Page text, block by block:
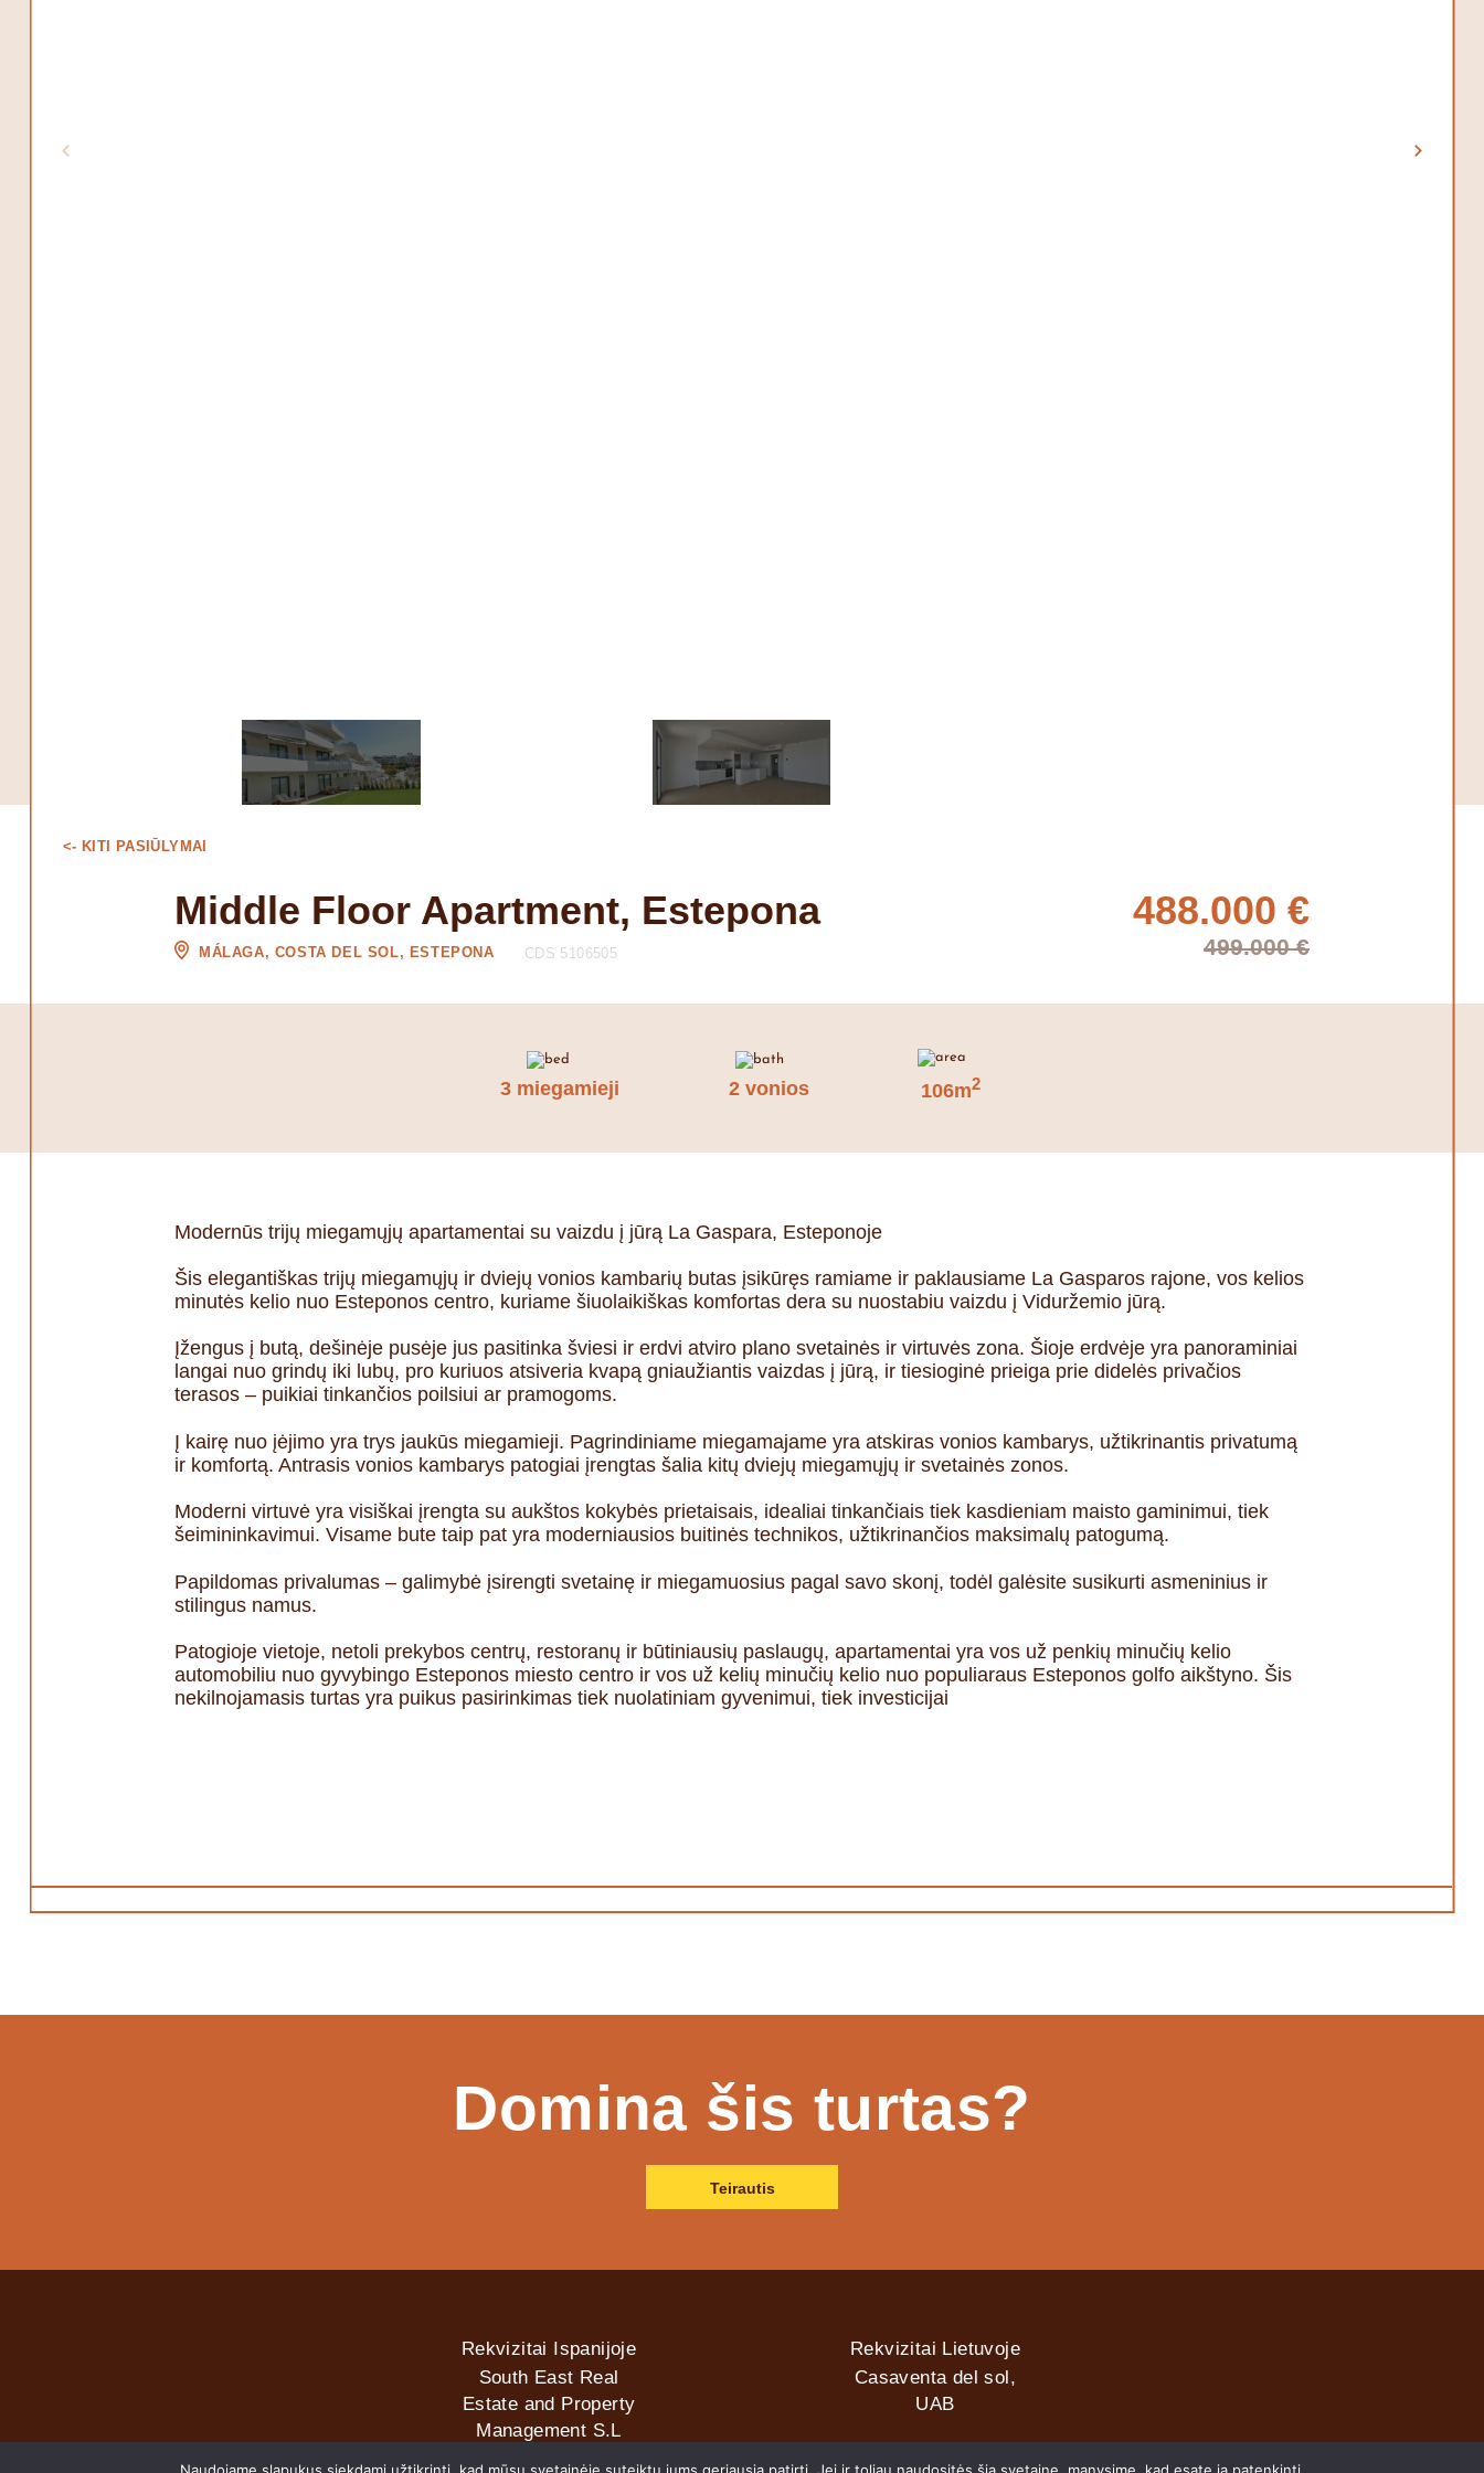
<- KITI PASIŪLYMAI
Middle Floor Apartment, Estepona
MÁLAGA, COSTA DEL SOL, ESTEPONA CDS 5106505
488.000 €
499.000 €
3 miegamieji 2 vonios 106m2
Modernūs trijų miegamųjų apartamentai su vaizdu į jūrą La Gaspara, Esteponoje
Šis elegantiškas trijų miegamųjų ir dviejų vonios kambarių butas įsikūręs ramiame ir paklausiame La Gasparos rajone, vos kelios
minutės kelio nuo Esteponos centro, kuriame šiuolaikiškas komfortas dera su nuostabiu vaizdu į Viduržemio jūrą.
Įžengus į butą, dešinėje pusėje jus pasitinka šviesi ir erdvi atviro plano svetainės ir virtuvės zona. Šioje erdvėje yra panoraminiai
langai nuo grindų iki lubų, pro kuriuos atsiveria kvapą gniaužiantis vaizdas į jūrą, ir tiesioginė prieiga prie didelės privačios
terasos – puikiai tinkančios poilsiui ar pramogoms.
Į kairę nuo įėjimo yra trys jaukūs miegamieji. Pagrindiniame miegamajame yra atskiras vonios kambarys, užtikrinantis privatumą
ir komfortą. Antrasis vonios kambarys patogiai įrengtas šalia kitų dviejų miegamųjų ir svetainės zonos.
Moderni virtuvė yra visiškai įrengta su aukštos kokybės prietaisais, idealiai tinkančiais tiek kasdieniam maisto gaminimui, tiek
šeimininkavimui. Visame bute taip pat yra moderniausios buitinės technikos, užtikrinančios maksimalų patogumą.
Papildomas privalumas – galimybė įsirengti svetainę ir miegamuosius pagal savo skonį, todėl galėsite susikurti asmeninius ir
stilingus namus.
Patogioje vietoje, netoli prekybos centrų, restoranų ir būtiniausių paslaugų, apartamentai yra vos už penkių minučių kelio
automobiliu nuo gyvybingo Esteponos miesto centro ir vos už kelių minučių kelio nuo populiaraus Esteponos golfo aikštyno. Šis
nekilnojamasis turtas yra puikus pasirinkimas tiek nuolatiniam gyvenimui, tiek investicijai
Domina šis turtas?
Teirautis
Rekvizitai Ispanijoje
South East Real
Estate and Property
Management S.L
Rekvizitai Lietuvoje
Casaventa del sol,
UAB